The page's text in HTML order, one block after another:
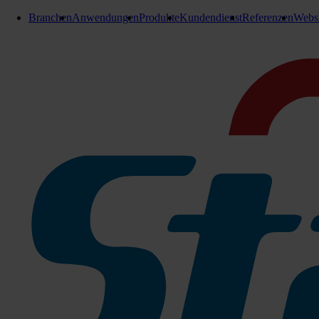
BranchenAnwendungenProdukteKundendienstReferenzen